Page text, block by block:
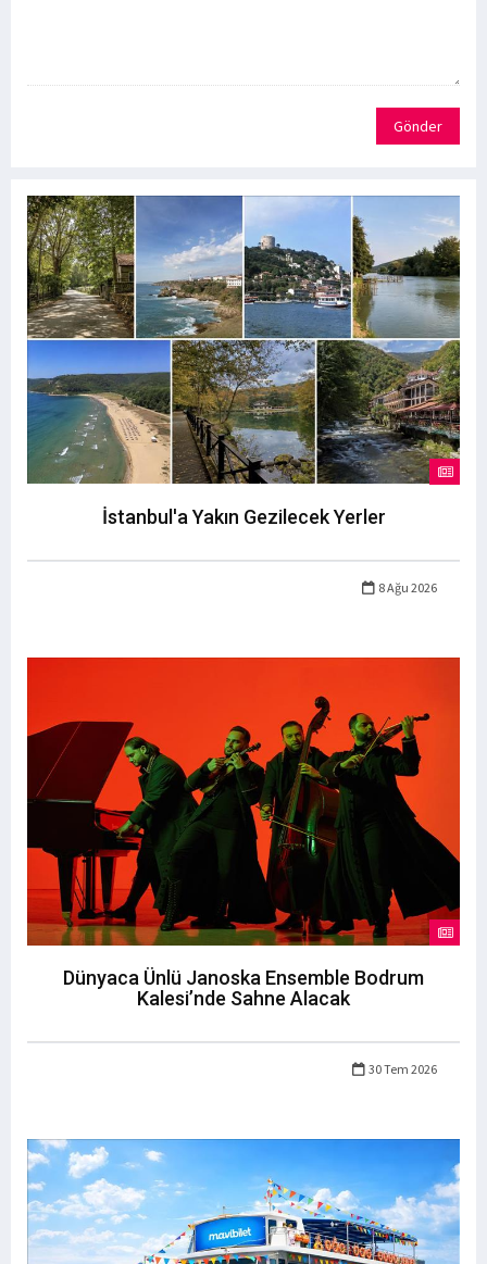
Gönder
İstanbul'a Yakın Gezilecek Yerler
8 Ağu 2026
Dünyaca Ünlü Janoska Ensemble Bodrum
Kalesi’nde Sahne Alacak
30 Tem 2026